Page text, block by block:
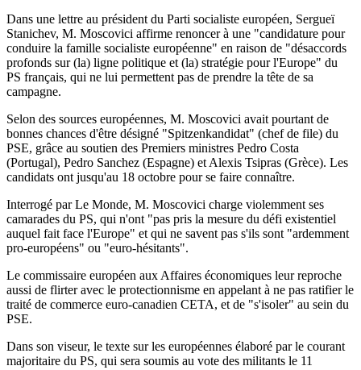
Dans une lettre au président du Parti socialiste européen, Sergueï
Stanichev, M. Moscovici affirme renoncer à une "candidature pour
conduire la famille socialiste européenne" en raison de "désaccords
profonds sur (la) ligne politique et (la) stratégie pour l'Europe" du
PS français, qui ne lui permettent pas de prendre la tête de sa
campagne.
Selon des sources européennes, M. Moscovici avait pourtant de
bonnes chances d'être désigné "Spitzenkandidat" (chef de file) du
PSE, grâce au soutien des Premiers ministres Pedro Costa
(Portugal), Pedro Sanchez (Espagne) et Alexis Tsipras (Grèce). Les
candidats ont jusqu'au 18 octobre pour se faire connaître.
Interrogé par Le Monde, M. Moscovici charge violemment ses
camarades du PS, qui n'ont "pas pris la mesure du défi existentiel
auquel fait face l'Europe" et qui ne savent pas s'ils sont "ardemment
pro-européens" ou "euro-hésitants".
Le commissaire européen aux Affaires économiques leur reproche
aussi de flirter avec le protectionnisme en appelant à ne pas ratifier le
traité de commerce euro-canadien CETA, et de "s'isoler" au sein du
PSE.
Dans son viseur, le texte sur les européennes élaboré par le courant
majoritaire du PS, qui sera soumis au vote des militants le 11